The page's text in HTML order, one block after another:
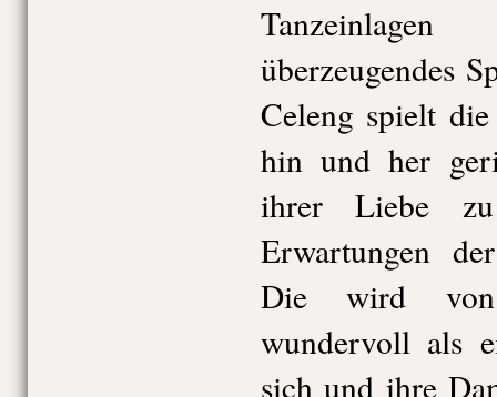
überzeugendes
Celeng spielt
hin und her
ihrer Liebe
Erwartungen
Die wird
wundervoll als
sich und ihre